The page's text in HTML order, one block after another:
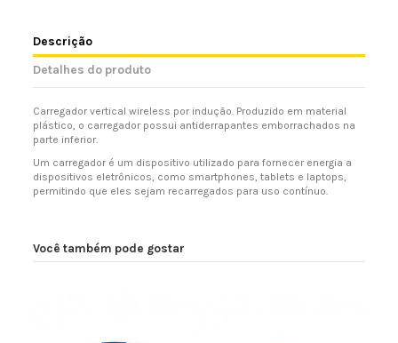
Descrição
Detalhes do produto
Carregador vertical wireless por indução. Produzido em material
plástico, o carregador possui antiderrapantes emborrachados na
parte inferior.
Um carregador é um dispositivo utilizado para fornecer energia a
dispositivos eletrônicos, como smartphones, tablets e laptops,
permitindo que eles sejam recarregados para uso contínuo.
Você também pode gostar